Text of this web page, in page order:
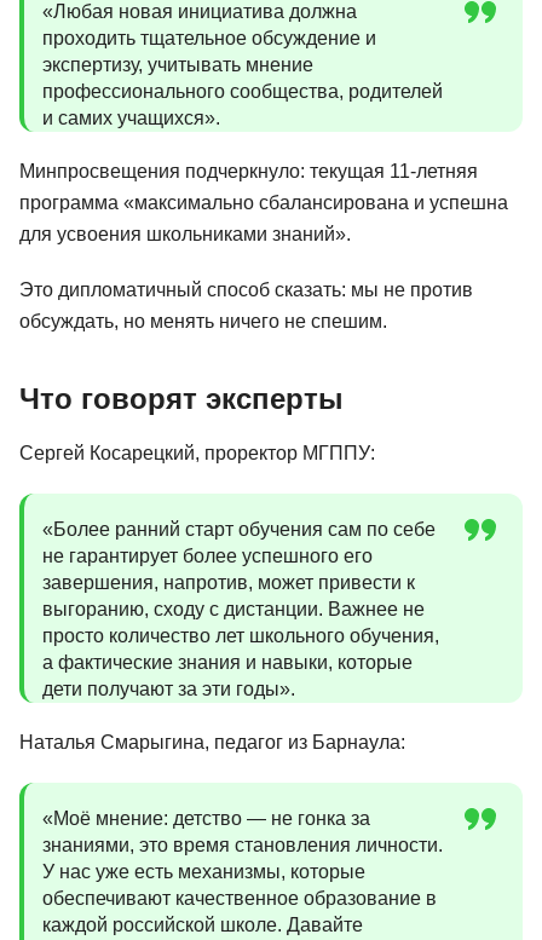
«Любая новая инициатива должна
проходить тщательное обсуждение и
экспертизу, учитывать мнение
профессионального сообщества, родителей
и самих учащихся».
Минпросвещения подчеркнуло: текущая 11-летняя
программа «максимально сбалансирована и успешна
для усвоения школьниками знаний».
Это дипломатичный способ сказать: мы не против
обсуждать, но менять ничего не спешим.
Что говорят эксперты
Сергей Косарецкий, проректор МГППУ:
«Более ранний старт обучения сам по себе
не гарантирует более успешного его
завершения, напротив, может привести к
выгоранию, сходу с дистанции. Важнее не
просто количество лет школьного обучения,
а фактические знания и навыки, которые
дети получают за эти годы».
Наталья Смарыгина, педагог из Барнаула:
«Моё мнение: детство — не гонка за
знаниями, это время становления личности.
У нас уже есть механизмы, которые
обеспечивают качественное образование в
каждой российской школе. Давайте